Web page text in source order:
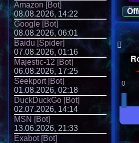
Amazon [Bot]
08.08.2026, 14:22
Google [Bot]
08.08.2026, 06:01
Baidu [Spider]
07.08.2026, 01:16
Majestic-12 [Bot]
06.08.2026, 17:25
Seekport [Bot]
01.08.2026, 02:18
DuckDuckGo [Bot]
02.07.2026, 14:14
MSN [Bot]
13.06.2026, 21:33
Exabot [Bot]
-
0